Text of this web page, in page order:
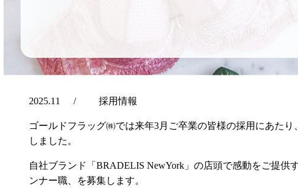
2025.11 採用情報
ゴールドフラッグ㈱では来年3月ご卒業の皆様の採用にあた
しました。
自社ブランド「BRADELIS NewYork」の店頭で感動をご提供
ンナー職、を募集します。